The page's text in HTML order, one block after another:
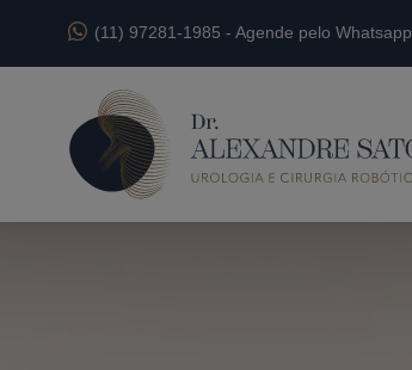
(11) 97281-1985 - Agende pelo Whatsapp